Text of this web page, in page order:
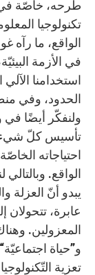
طرحه، خاصّة في
تكنولوجيا
الواقع، ما رآه
في الأزمة
استخدامنا
الحدود، وفي
ولنفكّر أيضًا في
تأسيس كلّ
احتياجاته
الواقع.
يبدو أنّ العزلة
عابرة، تتحولان
المعزولين.
و”حياة
تعزية